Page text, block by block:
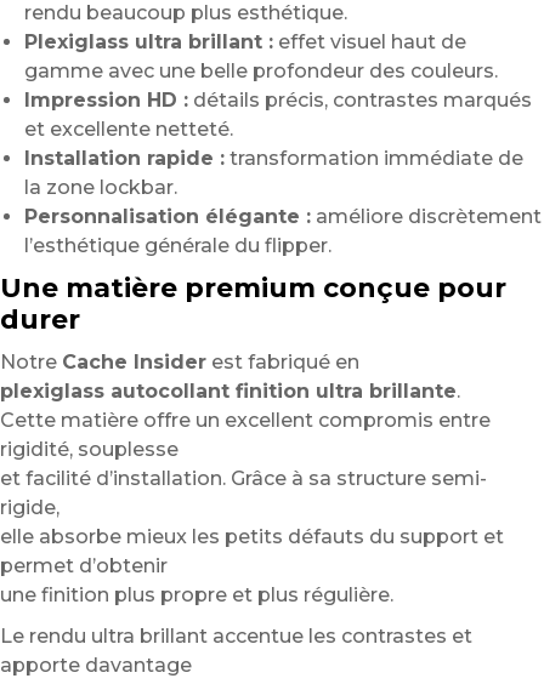
rendu beaucoup plus esthétique.
Plexiglass ultra brillant : effet visuel haut de
gamme avec une belle profondeur des couleurs.
Impression HD : détails précis, contrastes marqués
et excellente netteté.
Installation rapide : transformation immédiate de
la zone lockbar.
Personnalisation élégante : améliore discrètement
l’esthétique générale du flipper.
Une matière premium conçue pour
durer
Notre Cache Insider est fabriqué en
plexiglass autocollant finition ultra brillante.
Cette matière offre un excellent compromis entre
rigidité, souplesse
et facilité d’installation. Grâce à sa structure semi-
rigide,
elle absorbe mieux les petits défauts du support et
permet d’obtenir
une finition plus propre et plus régulière.
Le rendu ultra brillant accentue les contrastes et
apporte davantage